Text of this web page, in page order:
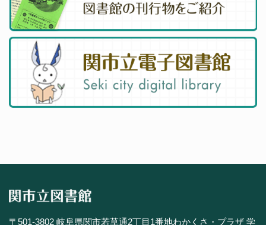
〒501-3802 岐阜県関市若草通2丁目1番地わかくさ・プラザ 学